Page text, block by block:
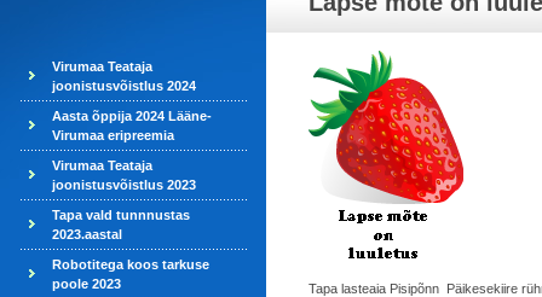
Virumaa Teataja
joonistusvõistlus 2024
Aasta õppija 2024 Lääne-
Virumaa eripreemia
Virumaa Teataja
joonistusvõistlus 2023
Tapa vald tunnnustas
2023.aastal
Robotitega koos tarkuse
poole 2023
Tapa lasteaia Pisipõnn Päikesekiire